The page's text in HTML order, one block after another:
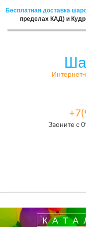
Бесплатная доставка
пределах КАД) и
Звоните с